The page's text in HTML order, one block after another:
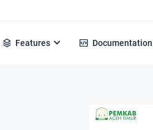
Features Documentation